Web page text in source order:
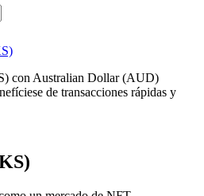
con Australian Dollar (AUD)
de transacciones rápidas y